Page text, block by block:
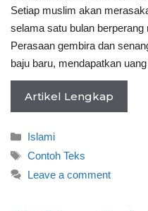
Setiap muslim akan
selama satu bulan
Perasaan gembira dan
baju baru, mendapatkan
Artikel Lengkap
Categories
Islami
Tags
Contoh Teks
Leave a comment